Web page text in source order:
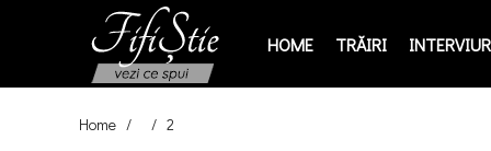
HOME TRĂIRI
Home / / 2